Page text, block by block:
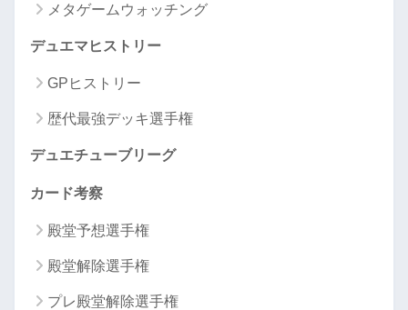
メタゲームウォッチング
デュエマヒストリー
GPヒストリー
歴代最強デッキ選手権
デュエチューブリーグ
カード考察
殿堂予想選手権
殿堂解除選手権
プレ殿堂解除選手権